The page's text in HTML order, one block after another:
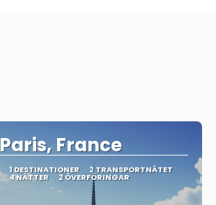
Paris, France
1 DESTINATIONER 2 TRANSPORTNÄTET
4 NÄTTER 2 ÖVERFÖRINGAR